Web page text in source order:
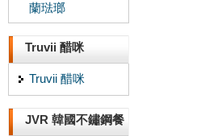
蘭琺瑯
Truvii 醋咪
Truvii 醋咪
JVR 韓國不鏽鋼餐